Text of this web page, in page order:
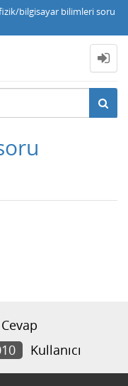
bilgisayar bilimleri soru
Cevap
Kullanıcı